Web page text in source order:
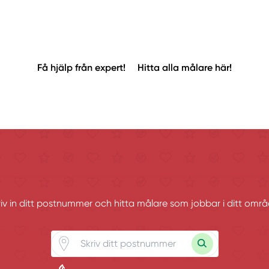
Få hjälp från expert! Hitta alla målare här!
in ditt postnummer och hitta målare som jobbar i ditt